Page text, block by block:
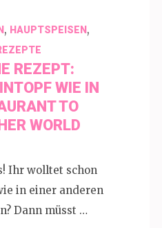
, HAUPTSPEISEN,
REZEPT:
WIE IN
TO
WORLD
Ihr wolltet schon
in einer anderen
Dann müsst …